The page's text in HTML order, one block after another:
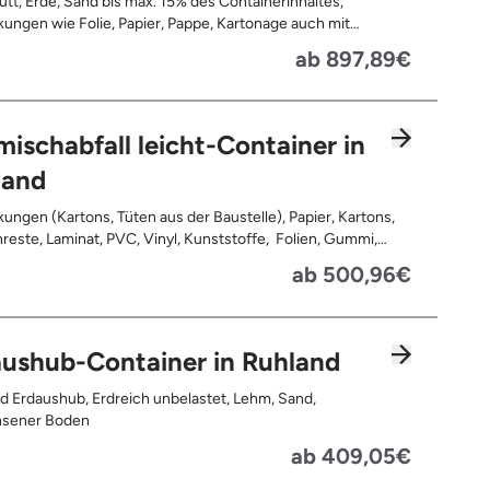
wie Folie, Papier, Pappe, Kartonage auch mit
Gummi, Styropor, Holz (z.B. Spanplatten, Bauholz,
Restentleerte Gebinde wie Dosen, Fässer, Eimer,
ab 897,89€
leicht-Container in
(Kartons, Tüten aus der Baustelle), Papier, Kartons,
Folien, Gummi,
Gardinen, Gipswände/ Trockenbauwände, Metalle,
des gesamten Containerinhalts
ab 500,96€
Container in Ruhland
Erdaushub, Erdreich unbelastet, Lehm, Sand,
Boden
ab 409,05€